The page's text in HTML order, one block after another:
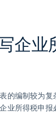
企业
的编制较为
业所得税申